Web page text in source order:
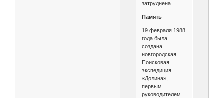
затруднена.
Память
19 февраля 1988
года была
создана
новгородская
Поисковая
экспедиция
«Долина»,
первым
руководителем